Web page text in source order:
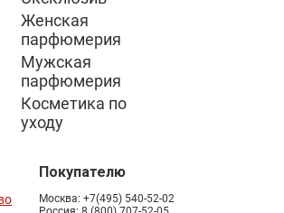
Женская
парфюмерия
Мужская
парфюмерия
Косметика по
уходу
Покупателю
Москва: +7(495) 540-52-02